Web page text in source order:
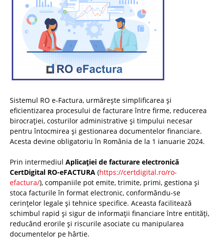
Sistemul RO e-Factura, urmărește simplificarea și
eficientizarea procesului de facturare între firme, reducerea
birocrației, costurilor administrative și timpului necesar
pentru întocmirea și gestionarea documentelor financiare.
Acesta devine obligatoriu în România de la 1 ianuarie 2024.
Prin intermediul Aplicației de facturare electronică
CertDigital RO-eFACTURA (https://certdigital.ro/ro-
efactura/), companiile pot emite, trimite, primi, gestiona și
stoca facturile în format electronic, conformându-se
cerințelor legale și tehnice specifice. Aceasta facilitează
schimbul rapid și sigur de informații financiare între entități,
reducând erorile și riscurile asociate cu manipularea
documentelor pe hârtie.